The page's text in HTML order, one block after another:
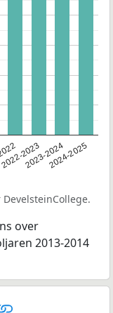
2022-20232023-20242024-2025
over
2013-2014